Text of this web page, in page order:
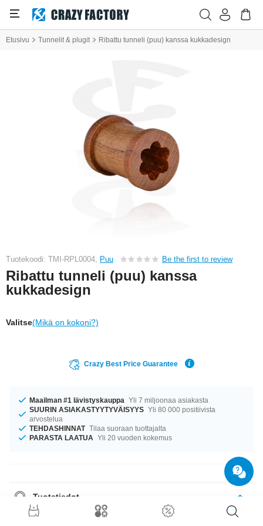
Etusivu Tunnelit & plugit Ribattu tunneli (puu) kanssa kukkadesign
Tuotekoodi: TMI-RPL0004, Puu Be the first to review
Ribattu tunneli (puu) kanssa
kukkadesign
Valitse(Mikä on kokoni?)
Crazy Best Price Guarantee
Maailman #1 lävistyskauppa Yli 7 miljoonaa asiakasta
SUURIN ASIAKASTYYTYVÄISYYS Yli 80 000 positiivista
arvostelua
TEHDASHINNAT Tilaa suoraan tuottajalta
PARASTA LAATUA Yli 20 vuoden kokemus
Tuotetiedot
Oli kokosi mikä tahansa, meiltä löytyy. Saatavana halkaisijoilla 10 mm–30